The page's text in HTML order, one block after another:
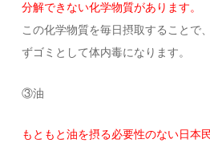
分解できない化学物質があります。
この化学物質を毎日摂取することで
ずゴミとして体内毒になります。
③油
もともと油を摂る必要性のない日本民